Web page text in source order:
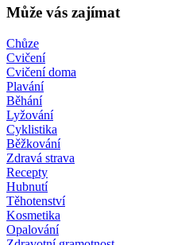
Může vás zajímat
Chůze
Cvičení
Cvičení doma
Plavání
Běhání
Lyžování
Cyklistika
Běžkování
Zdravá strava
Recepty
Hubnutí
Těhotenství
Kosmetika
Opalování